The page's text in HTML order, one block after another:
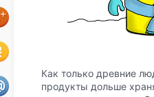
Как только древние
продукты дольше